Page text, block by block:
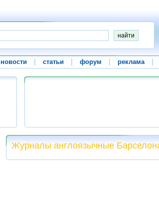
новости статьи форум реклама
Журналы англоязычные